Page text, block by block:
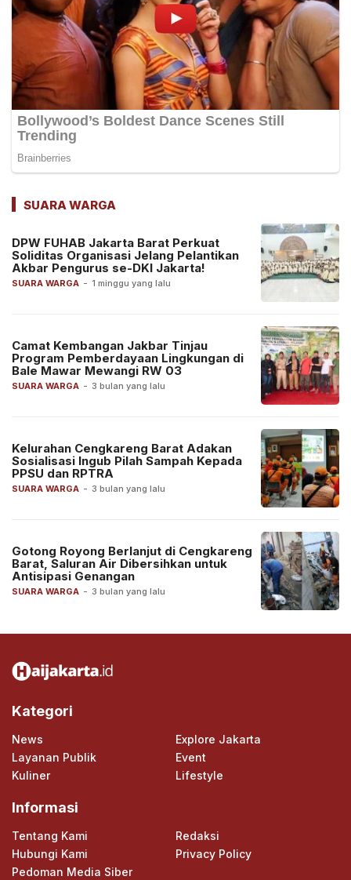
SUARA WARGA
SUARA WARGA - 1 minggu yang lalu
DPW FUHAB Jakarta Barat Perkuat
Soliditas Organisasi Jelang Pelantikan
Akbar Pengurus se-DKI Jakarta!
SUARA WARGA - 3 bulan yang lalu
Camat Kembangan Jakbar Tinjau
Program Pemberdayaan Lingkungan di
Bale Mawar Mewangi RW 03
SUARA WARGA - 3 bulan yang lalu
Kelurahan Cengkareng Barat Adakan
Sosialisasi Ingub Pilah Sampah Kepada
PPSU dan RPTRA
SUARA WARGA - 3 bulan yang lalu
Gotong Royong Berlanjut di Cengkareng
Barat, Saluran Air Dibersihkan untuk
Antisipasi Genangan
Kategori
News
Explore Jakarta
Layanan Publik
Event
Kuliner
Lifestyle
Informasi
Tentang Kami
Redaksi
Hubungi Kami
Privacy Policy
Pedoman Media Siber